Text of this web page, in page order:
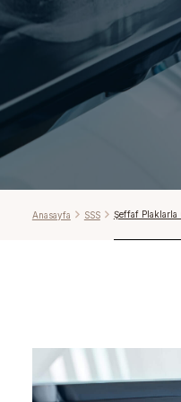
Anasayfa SSS Şeffaf Plaklarla